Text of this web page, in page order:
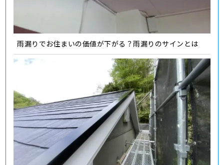
雨漏りでお住まいの価値が下がる？雨漏りのサインとは